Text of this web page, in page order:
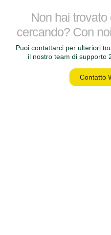
Non hai
cercando? Con noi
Puoi contattarci per ulteriori
il nostro team di supporto
Contatto